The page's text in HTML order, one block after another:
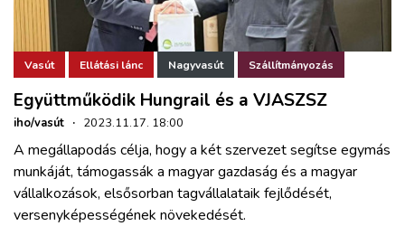
ELLÁTÁSI LÁNC
ZÖLDÚT
HAJÓZÁS
BLOG
ARCHÍVUM
Vasút Ellátási lánc Nagyvasút Szállítmányozás
Együttműködik Hungrail és a VJASZSZ
iho/vasút · 2023.11.17. 18:00
A megállapodás célja, hogy a két szervezet segítse egymás
munkáját, támogassák a magyar gazdaság és a magyar
vállalkozások, elsősorban tagvállalataik fejlődését,
versenyképességének növekedését.